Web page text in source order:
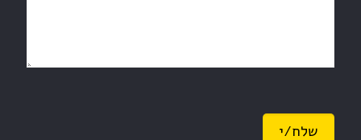
Please leave this field empty.